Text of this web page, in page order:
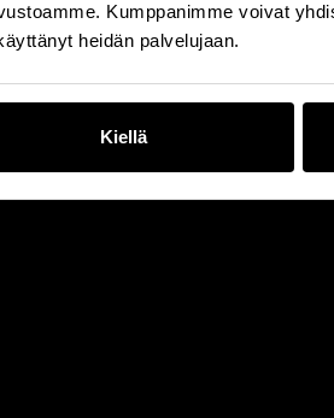
Kumppanimme voivat
heidän palvelujaan.
Kiellä